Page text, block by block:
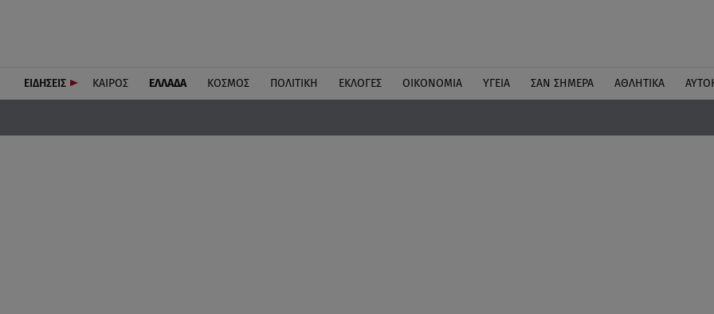
ΕΙΔΗΣΕΙΣ ΚΑΙΡΟΣ ΕΛΛΑΔΑ ΚΟΣΜΟΣ ΠΟΛΙΤΙΚΗ ΕΚΛΟΓΕΣ ΟΙΚΟΝΟΜΙΑ ΥΓΕΙΑ ΣΑΝ ΣΗΜΕΡΑ ΑΘΛΗΤΙΚΑ